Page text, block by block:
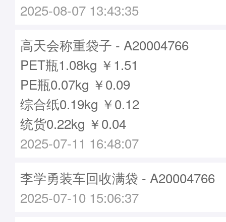
2025-08-07 13:43:35
高天会称重袋子 - A20004766
PET瓶1.08kg ￥1.51
PE瓶0.07kg ￥0.09
综合纸0.19kg ￥0.12
统货0.22kg ￥0.04
2025-07-11 16:48:07
李学勇装车回收满袋 - A20004766
2025-07-10 15:06:37